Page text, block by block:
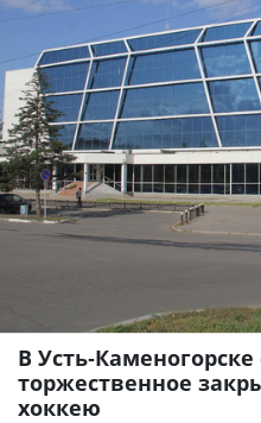
В Усть-Каменогорске
торжественное
хоккею